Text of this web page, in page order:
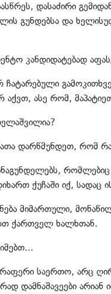
დასაძირი
გუნდებსა და
კანდიდატებად
ასე რომ,
დარწმუნდეთ, რომ
რომლებიც
ქუჩაში იქ, სადაც
მიმართული,
ქართველ ხალხთან.
საერთო, არც
დამნაშავეები